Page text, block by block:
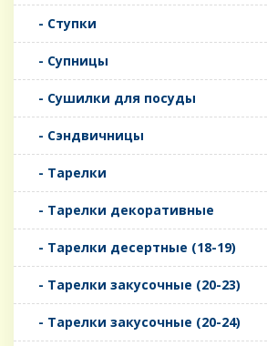
- Ступки
- Супницы
- Сушилки для посуды
- Сэндвичницы
- Тарелки
- Тарелки декоративные
- Тарелки десертные (18-19)
- Тарелки закусочные (20-23)
- Тарелки закусочные (20-24)